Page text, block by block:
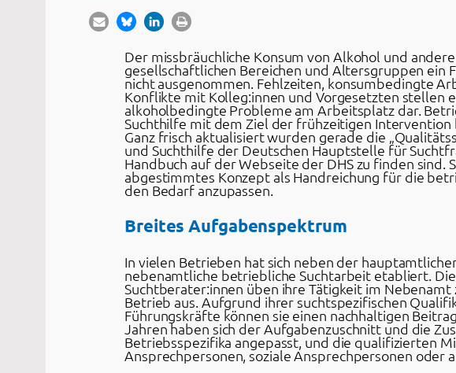
Der missbräuchliche Konsum von Alkohol und
gesellschaftlichen Bereichen und Altersgruppen ein
nicht ausgenommen. Fehlzeiten, konsumbedingte
Konflikte mit Kolleg:innen und Vorgesetzten stellen
alkoholbedingte Probleme am Arbeitsplatz dar.
Suchthilfe mit dem Ziel der frühzeitigen
Ganz frisch aktualisiert wurden gerade die
und Suchthilfe der Deutschen Hauptstelle für
Handbuch auf der Webseite der DHS zu finden sind.
abgestimmtes Konzept als Handreichung für die
den Bedarf anzupassen.
Breites Aufgabenspektrum
In vielen Betrieben hat sich neben der
nebenamtliche betriebliche Suchtarbeit etabliert.
Suchtberater:innen üben ihre Tätigkeit im
Betrieb aus. Aufgrund ihrer suchtspezifischen
Führungskräfte können sie einen nachhaltigen
Jahren haben sich der Aufgabenzuschnitt und die
Betriebsspezifika angepasst, und die qualifizierten
Ansprechpersonen, soziale Ansprechpersonen oder